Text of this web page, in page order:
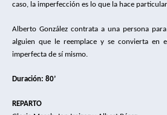
caso, la imperfección es lo que la hace
Alberto González contrata a una persona
alguien que le reemplace y se convierta en
imperfecta de sí mismo.
Duración: 80’
REPARTO